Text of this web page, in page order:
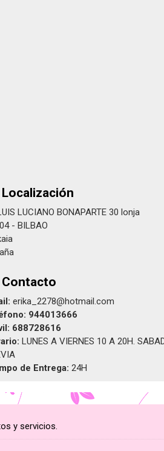
Localización
LUCIANO BONAPARTE 30 lonja
- BILBAO
Contacto
erika_2278@hotmail.com
944013666
688728616
LUNES A VIERNES 10 A 20H.
de Entrega: 24H
y servicios.